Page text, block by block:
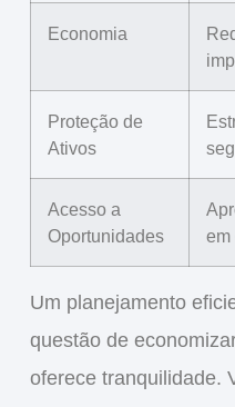
Economia
Proteção de
Ativos
Acesso a
Oportunidades
em
Um planejamento
questão de
oferece tranquilidade.